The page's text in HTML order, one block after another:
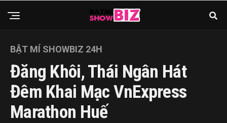
BẬT MÍ SHOWBIZ 24H
Đăng Khôi, Thái Ngân Hát
Đêm Khai Mạc VnExpress
Marathon Huế